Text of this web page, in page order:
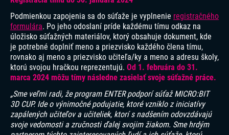
Podmienkou zapojenia sa do súťaže je vyplnenie registračného
formulára. Po jeho odoslaní príde každému tímu odkaz na
úložisko súťažných materiálov, ktorý obsahuje dokument, kde
je potrebné doplniť meno a priezvisko každého člena tímu,
rovnako aj meno a priezvisko učiteľa/ky a meno a adresu školy,
ktorú svojou hračkou reprezentujú. Od 1. februára do 31.
marca 2024 môžu tímy následne zasielať svoje súťažné práce.
„Sme veľmi radi, že program ENTER podporí súťaž MICRO:BIT
3D CUP. Ide o výnimočné podujatie, ktoré vzniklo z iniciatívy
zapálených učiteľov a učiteliek, ktorí s nadšením odovzdávajú
svoje vedomosti a zručnosti ďalej svojim žiakom. Sme hrdým